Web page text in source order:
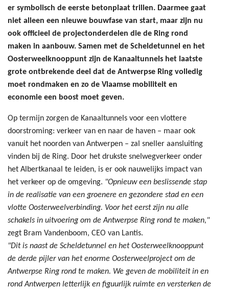
er symbolisch de eerste betonplaat trillen. Daarmee gaat
niet alleen een nieuwe bouwfase van start, maar zijn nu
ook officieel de projectonderdelen die de Ring rond
maken in aanbouw. Samen met de Scheldetunnel en het
Oosterweelknooppunt zijn de Kanaaltunnels het laatste
grote ontbrekende deel dat de Antwerpse Ring volledig
moet rondmaken en zo de Vlaamse mobiliteit en
economie een boost moet geven.
Op termijn zorgen de Kanaaltunnels voor een vlottere
doorstroming: verkeer van en naar de haven – maar ook
vanuit het noorden van Antwerpen – zal sneller aansluiting
vinden bij de Ring. Door het drukste snelwegverkeer onder
het Albertkanaal te leiden, is er ook nauwelijks impact van
het verkeer op de omgeving. "Opnieuw een beslissende stap
in de realisatie van een groenere en gezondere stad en een
vlotte Oosterweelverbinding. Voor het eerst zijn nu alle
schakels in uitvoering om de Antwerpse Ring rond te maken,"
zegt Bram Vandenboom, CEO van Lantis.
"Dit is naast de Scheldetunnel en het Oosterweelknooppunt
de derde pijler van het enorme Oosterweelproject om de
Antwerpse Ring rond te maken. We geven de mobiliteit in en
rond Antwerpen letterlijk en figuurlijk ruimte en versterken de